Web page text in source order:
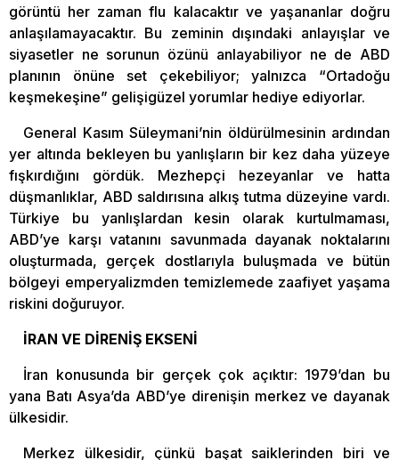
görüntü her zaman flu kalacaktır ve yaşananlar doğru
anlaşılamayacaktır. Bu zeminin dışındaki anlayışlar ve
siyasetler ne sorunun özünü anlayabiliyor ne de ABD
planının önüne set çekebiliyor; yalnızca “Ortadoğu
keşmekeşine” gelişigüzel yorumlar hediye ediyorlar.
General Kasım Süleymani’nin öldürülmesinin ardından
yer altında bekleyen bu yanlışların bir kez daha yüzeye
fışkırdığını gördük. Mezhepçi hezeyanlar ve hatta
düşmanlıklar, ABD saldırısına alkış tutma düzeyine vardı.
Türkiye bu yanlışlardan kesin olarak kurtulmaması,
ABD’ye karşı vatanını savunmada dayanak noktalarını
oluşturmada, gerçek dostlarıyla buluşmada ve bütün
bölgeyi emperyalizmden temizlemede zaafiyet yaşama
riskini doğuruyor.
İRAN VE DİRENİŞ EKSENİ
İran konusunda bir gerçek çok açıktır: 1979’dan bu
yana Batı Asya’da ABD’ye direnişin merkez ve dayanak
ülkesidir.
Merkez ülkesidir, çünkü başat saiklerinden biri ve